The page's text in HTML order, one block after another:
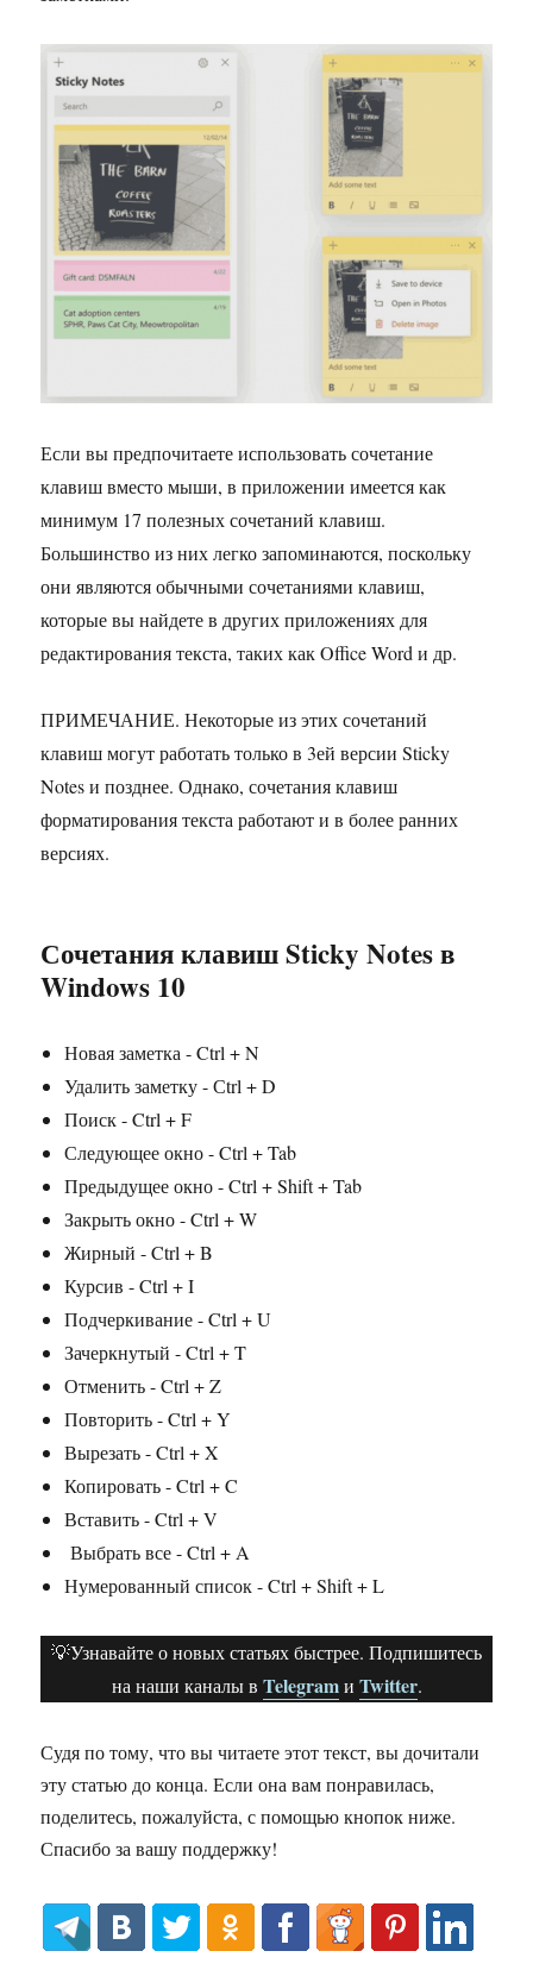
Если вы предпочитаете использовать сочетание
клавиш вместо мыши, в приложении имеется как
минимум 17 полезных сочетаний клавиш.
Большинство из них легко запоминаются, поскольку
они являются обычными сочетаниями клавиш,
которые вы найдете в других приложениях для
редактирования текста, таких как Office Word и др.
ПРИМЕЧАНИЕ. Некоторые из этих сочетаний
клавиш могут работать только в 3ей версии Sticky
Notes и позднее. Однако, сочетания клавиш
форматирования текста работают и в более ранних
версиях.
Сочетания клавиш Sticky Notes в
Windows 10
Новая заметка - Ctrl + N
Удалить заметку - Сtrl + D
Поиск - Ctrl + F
Следующее окно - Ctrl + Tab
Предыдущее окно - Ctrl + Shift + Tab
Закрыть окно - Ctrl + W
Жирный - Ctrl + B
Курсив - Ctrl + I
Подчеркивание - Ctrl + U
Зачеркнутый - Ctrl + T
Отменить - Ctrl + Z
Повторить - Ctrl + Y
Вырезать - Ctrl + X
Копировать - Ctrl + C
Вставить - Ctrl + V
Выбрать все - Ctrl + A
Нумерованный список - Ctrl + Shift + L
💡Узнавайте о новых статьях быстрее. Подпишитесь
на наши каналы в Telegramи Twitter.
Судя по тому, что вы читаете этот текст, вы дочитали
эту статью до конца. Если она вам понравилась,
поделитесь, пожалуйста, с помощью кнопок ниже.
Спасибо за вашу поддержку!